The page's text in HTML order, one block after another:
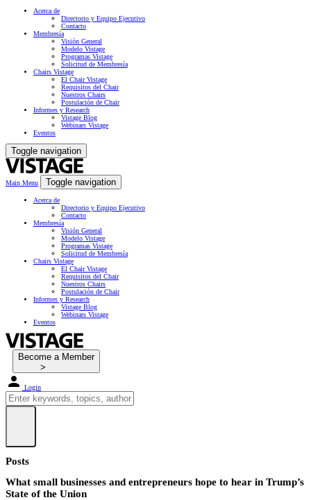
Acerca de
Directorio y Equipo Ejecutivo
Contacto
Membresía
Visión General
Modelo Vistage
Programas Vistage
Solicitud de Membresía
Chairs Vistage
El Chair Vistage
Requisitos del Chair
Nuestros Chairs
Postulación de Chair
Informes y Research
Vistage Blog
Webinars Vistage
Eventos
Toggle navigation
Main Menu Toggle navigation
Acerca de
Directorio y Equipo Ejecutivo
Contacto
Membresía
Visión General
Modelo Vistage
Programas Vistage
Solicitud de Membresía
Chairs Vistage
El Chair Vistage
Requisitos del Chair
Nuestros Chairs
Postulación de Chair
Informes y Research
Vistage Blog
Webinars Vistage
Eventos
Become a Member
Login
Posts
What small businesses and entrepreneurs hope to hear in Trump’s
State of the Union